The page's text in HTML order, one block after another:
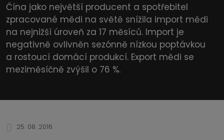
Čína jako největší producent a spotřebitel
zpracované mědi na světě snížila import mědi
na nejnižší úroveň za 17 měsíců. Import je
negativně ovlivněn sezónně nízkou poptávkou
a rostoucí domácí produkcí. Export mědi se
meziměsíčně zvýšil o 76 %.
25. 08. 2016